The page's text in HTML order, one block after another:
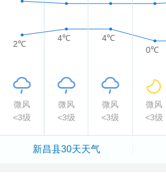
2℃
4℃
4℃
0℃
微风 微风 微风 微风
<3级
<3级 <3级 <3级
新昌县30天天气